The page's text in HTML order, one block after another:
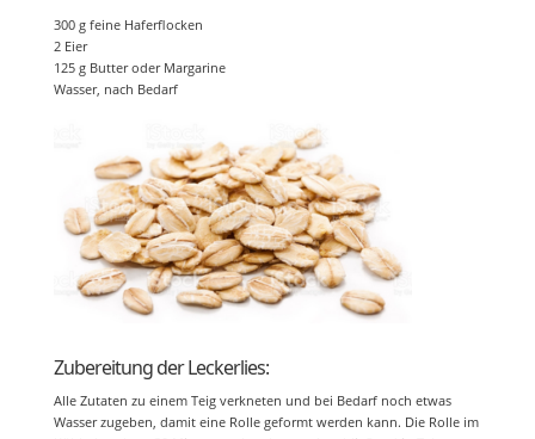
300 g feine Haferflocken
2 Eier
125 g Butter oder Margarine
Wasser, nach Bedarf
Zubereitung der Leckerlies:
Alle Zutaten zu einem Teig verkneten und bei Bedarf noch etwas
Wasser zugeben, damit eine Rolle geformt werden kann. Die Rolle im